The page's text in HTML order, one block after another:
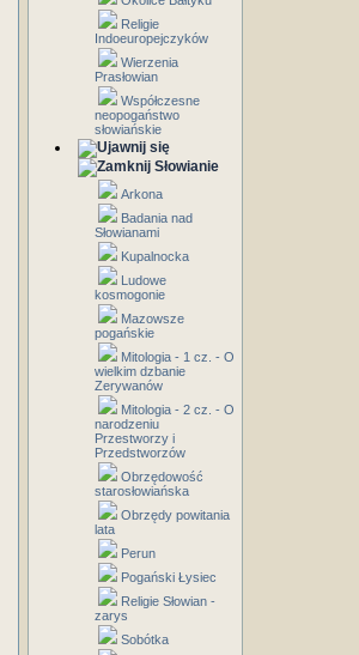
Religie
Indoeuropejczyków
Wierzenia
Prasłowian
Współczesne
neopogaństwo
słowiańskie
Słowianie
Arkona
Badania nad
Słowianami
Kupalnocka
Ludowe
kosmogonie
Mazowsze
pogańskie
Mitologia - 1 cz. - O
wielkim dzbanie
Zerywanów
Mitologia - 2 cz. - O
narodzeniu
Przestworzy i
Przedstworzów
Obrzędowość
starosłowiańska
Obrzędy powitania
lata
Perun
Pogański Łysiec
Religie Słowian -
zarys
Sobótka